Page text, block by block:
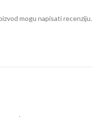
mogu napisati recenziju.